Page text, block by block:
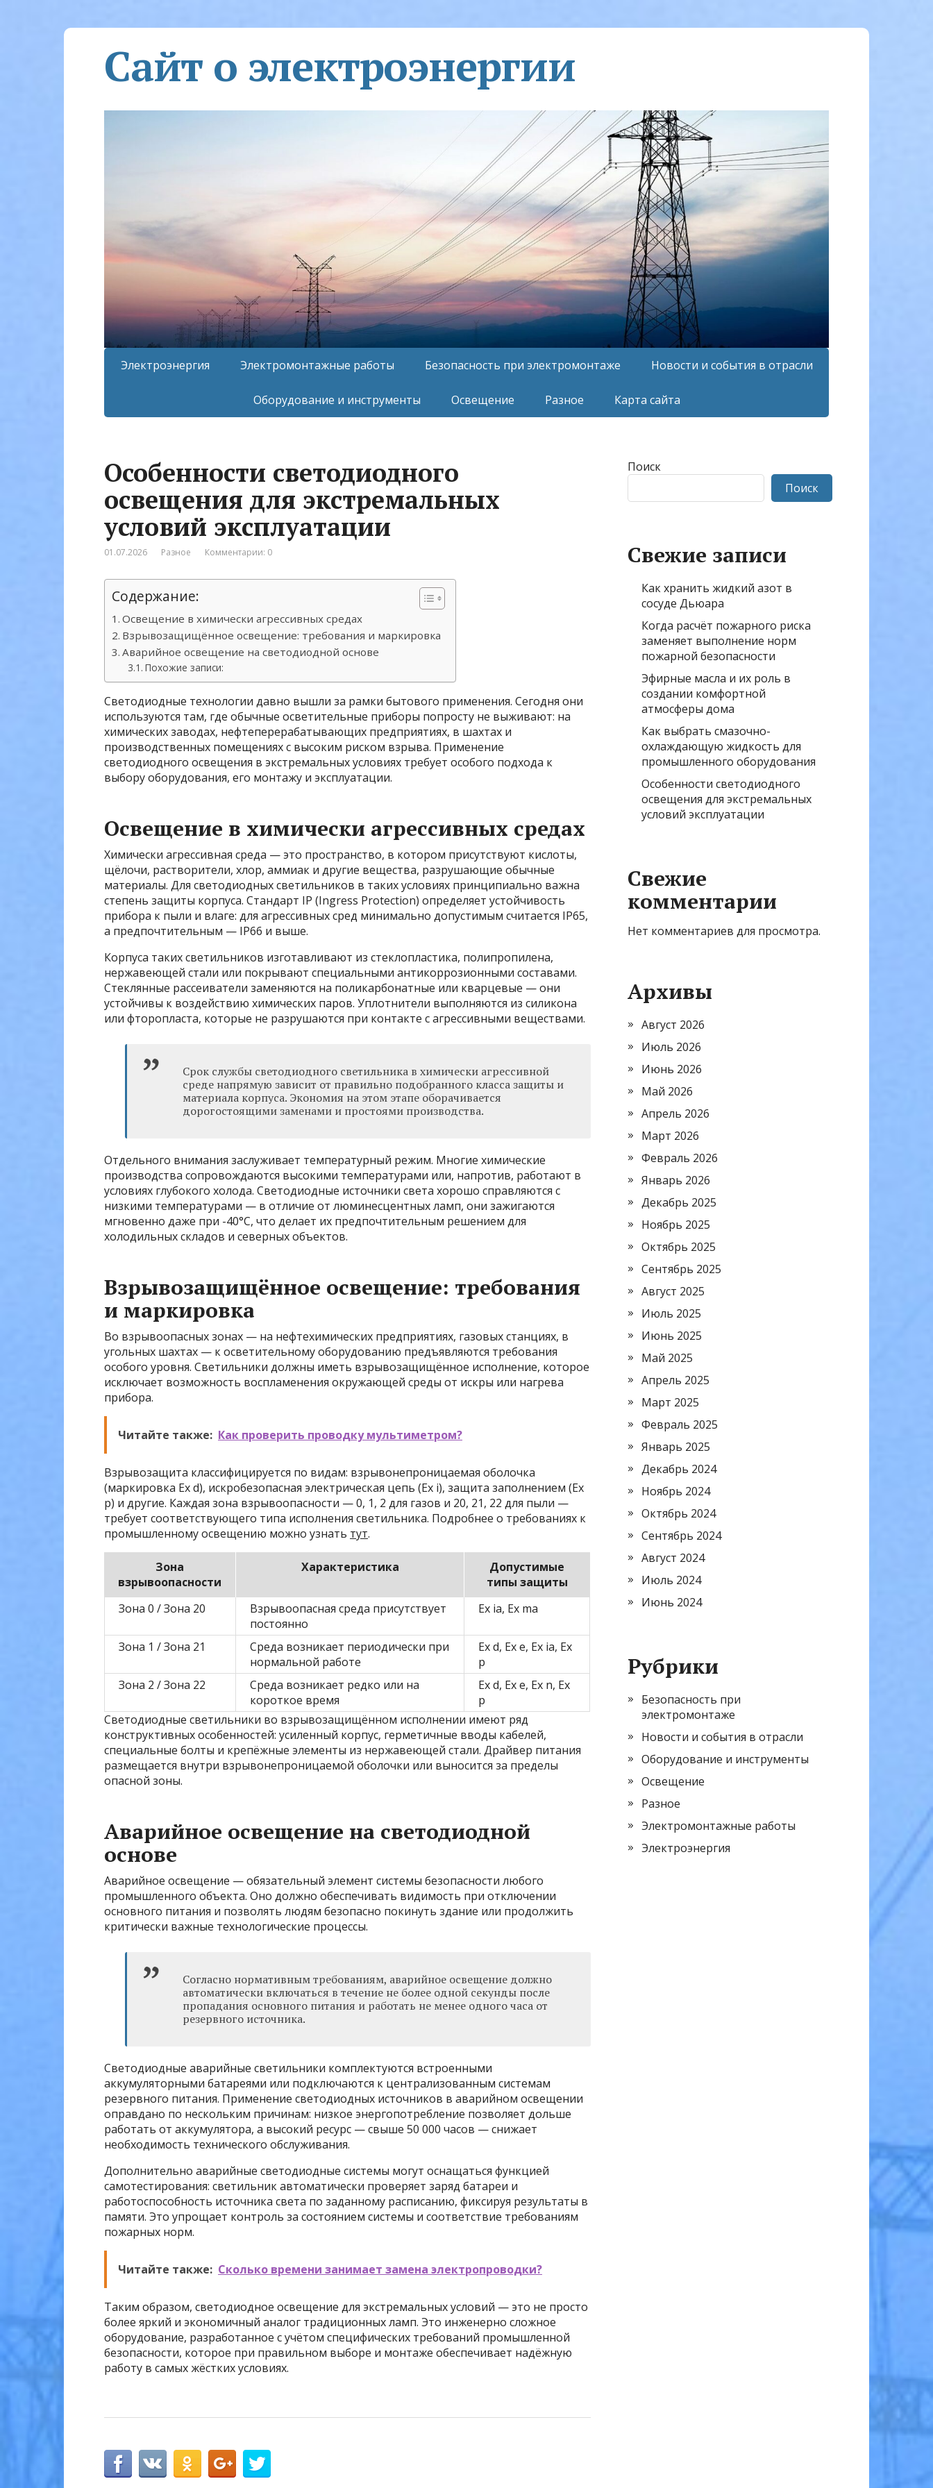
Сайт о электроэнергии
Электроэнергия Электромонтажные работы Безопасность при электромонтаже Новости и события в отрасли
Оборудование и инструменты Освещение Разное Карта сайта
Особенности светодиодного
освещения для экстремальных
условий эксплуатации
01.07.2026 Разное Комментарии: 0
Содержание:
Освещение в химически агрессивных средах
Взрывозащищённое освещение: требования и маркировка
Аварийное освещение на светодиодной основе
Похожие записи:
Светодиодные технологии давно вышли за рамки бытового применения. Сегодня они
используются там, где обычные осветительные приборы попросту не выживают: на
химических заводах, нефтеперерабатывающих предприятиях, в шахтах и
производственных помещениях с высоким риском взрыва. Применение
светодиодного освещения в экстремальных условиях требует особого подхода к
выбору оборудования, его монтажу и эксплуатации.
Освещение в химически агрессивных средах
Химически агрессивная среда — это пространство, в котором присутствуют кислоты,
щёлочи, растворители, хлор, аммиак и другие вещества, разрушающие обычные
материалы. Для светодиодных светильников в таких условиях принципиально важна
степень защиты корпуса. Стандарт IP (Ingress Protection) определяет устойчивость
прибора к пыли и влаге: для агрессивных сред минимально допустимым считается IP65,
а предпочтительным — IP66 и выше.
Корпуса таких светильников изготавливают из стеклопластика, полипропилена,
нержавеющей стали или покрывают специальными антикоррозионными составами.
Стеклянные рассеиватели заменяются на поликарбонатные или кварцевые — они
устойчивы к воздействию химических паров. Уплотнители выполняются из силикона
или фторопласта, которые не разрушаются при контакте с агрессивными веществами.
Срок службы светодиодного светильника в химически агрессивной
среде напрямую зависит от правильно подобранного класса защиты и
материала корпуса. Экономия на этом этапе оборачивается
дорогостоящими заменами и простоями производства.
Отдельного внимания заслуживает температурный режим. Многие химические
производства сопровождаются высокими температурами или, напротив, работают в
условиях глубокого холода. Светодиодные источники света хорошо справляются с
низкими температурами — в отличие от люминесцентных ламп, они зажигаются
мгновенно даже при -40°C, что делает их предпочтительным решением для
холодильных складов и северных объектов.
Взрывозащищённое освещение: требования
и маркировка
Во взрывоопасных зонах — на нефтехимических предприятиях, газовых станциях, в
угольных шахтах — к осветительному оборудованию предъявляются требования
особого уровня. Светильники должны иметь взрывозащищённое исполнение, которое
исключает возможность воспламенения окружающей среды от искры или нагрева
прибора.
Читайте также: Как проверить проводку мультиметром?
Взрывозащита классифицируется по видам: взрывонепроницаемая оболочка
(маркировка Ex d), искробезопасная электрическая цепь (Ex i), защита заполнением (Ex
p) и другие. Каждая зона взрывоопасности — 0, 1, 2 для газов и 20, 21, 22 для пыли —
требует соответствующего типа исполнения светильника. Подробнее о требованиях к
промышленному освещению можно узнать тут.
Зона
взрывоопасности
Характеристика
Допустимые
типы защиты
Зона 0 / Зона 20
Взрывоопасная среда присутствует
постоянно
Ex ia, Ex ma
Зона 1 / Зона 21
Среда возникает периодически при
нормальной работе
Ex d, Ex e, Ex ia, Ex
p
Зона 2 / Зона 22
Среда возникает редко или на
короткое время
Ex d, Ex e, Ex n, Ex
p
Светодиодные светильники во взрывозащищённом исполнении имеют ряд
конструктивных особенностей: усиленный корпус, герметичные вводы кабелей,
специальные болты и крепёжные элементы из нержавеющей стали. Драйвер питания
размещается внутри взрывонепроницаемой оболочки или выносится за пределы
опасной зоны.
Аварийное освещение на светодиодной
основе
Аварийное освещение — обязательный элемент системы безопасности любого
промышленного объекта. Оно должно обеспечивать видимость при отключении
основного питания и позволять людям безопасно покинуть здание или продолжить
критически важные технологические процессы.
Согласно нормативным требованиям, аварийное освещение должно
автоматически включаться в течение не более одной секунды после
пропадания основного питания и работать не менее одного часа от
резервного источника.
Светодиодные аварийные светильники комплектуются встроенными
аккумуляторными батареями или подключаются к централизованным системам
резервного питания. Применение светодиодных источников в аварийном освещении
оправдано по нескольким причинам: низкое энергопотребление позволяет дольше
работать от аккумулятора, а высокий ресурс — свыше 50 000 часов — снижает
необходимость технического обслуживания.
Дополнительно аварийные светодиодные системы могут оснащаться функцией
самотестирования: светильник автоматически проверяет заряд батареи и
работоспособность источника света по заданному расписанию, фиксируя результаты в
памяти. Это упрощает контроль за состоянием системы и соответствие требованиям
пожарных норм.
Читайте также: Сколько времени занимает замена электропроводки?
Таким образом, светодиодное освещение для экстремальных условий — это не просто
более яркий и экономичный аналог традиционных ламп. Это инженерно сложное
оборудование, разработанное с учётом специфических требований промышленной
безопасности, которое при правильном выборе и монтаже обеспечивает надёжную
работу в самых жёстких условиях.
Поиск
Поиск
Свежие записи
Как хранить жидкий азот в
сосуде Дьюара
Когда расчёт пожарного риска
заменяет выполнение норм
пожарной безопасности
Эфирные масла и их роль в
создании комфортной
атмосферы дома
Как выбрать смазочно-
охлаждающую жидкость для
промышленного оборудования
Особенности светодиодного
освещения для экстремальных
условий эксплуатации
Свежие
комментарии
Нет комментариев для просмотра.
Архивы
Август 2026
Июль 2026
Июнь 2026
Май 2026
Апрель 2026
Март 2026
Февраль 2026
Январь 2026
Декабрь 2025
Ноябрь 2025
Октябрь 2025
Сентябрь 2025
Август 2025
Июль 2025
Июнь 2025
Май 2025
Апрель 2025
Март 2025
Февраль 2025
Январь 2025
Декабрь 2024
Ноябрь 2024
Октябрь 2024
Сентябрь 2024
Август 2024
Июль 2024
Июнь 2024
Рубрики
Безопасность при
электромонтаже
Новости и события в отрасли
Оборудование и инструменты
Освещение
Разное
Электромонтажные работы
Электроэнергия